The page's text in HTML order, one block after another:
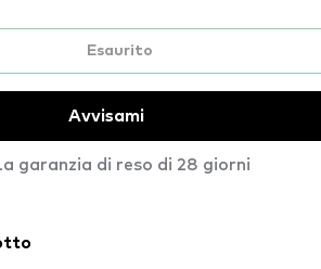
Esaurito
Avvisami
garanzia di reso di 28 giorni